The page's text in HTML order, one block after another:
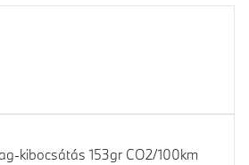
kibocsátás 153gr CO2/100km